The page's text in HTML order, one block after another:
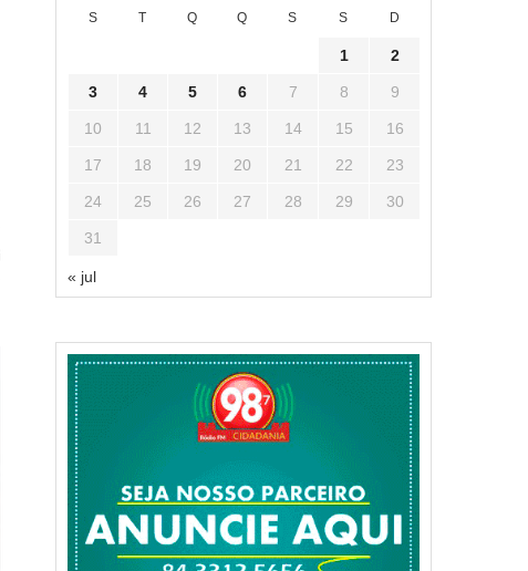
S T Q Q S S D
1 2
3 4 5 6 7 8 9
10 11 12 13 14 15 16
17 18 19 20 21 22 23
24 25 26 27 28 29 30
31
« jul